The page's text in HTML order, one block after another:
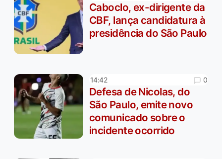
Caboclo, ex-dirigente da
CBF, lança candidatura à
presidência do São Paulo
14:42 0
Defesa de Nicolas, do
São Paulo, emite novo
comunicado sobre o
incidente ocorrido